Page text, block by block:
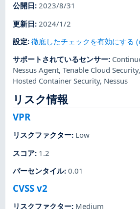
公開日:2023/8/31
更新日: 2024/1/2
設定:徹底したチェックを有効にする
サポートされているセンサー:
Nessus Agent,Tenable Cloud Security
Hosted Container Security, Nessus
リスク情報
VPR
リスクファクター: Low
スコア: 1.2
パーセンタイル:0.01
CVSS v2
リスクファクター: Medium